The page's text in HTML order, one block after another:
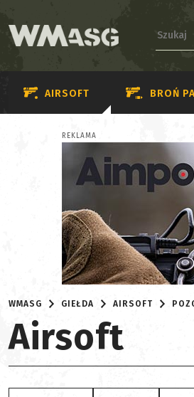
AIRSOFT BROŃ
REKLAMA
WMASG GIEŁDA AIRSOFT
Airsoft